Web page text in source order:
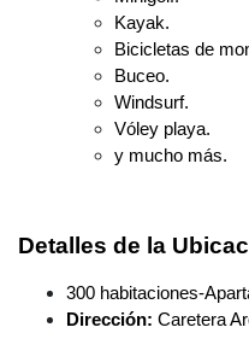
Kayak.
Bicicletas de
Buceo.
Windsurf.
Vóley playa.
y mucho más.
Detalles de la
300 habitaciones-
Dirección: Caretera